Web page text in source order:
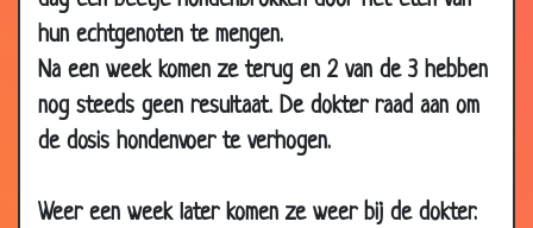
hun echtgenoten te mengen.
Na een week komen ze terug en 2 van de 3 hebben
nog steeds geen resultaat. De dokter raad aan om
de dosis hondenvoer te verhogen.
Weer een week later komen ze weer bij de dokter.
27 Nov 2002 Dokter met lekkage
19 Oct
2002
Gekken? 3.57
17 Oct 2002 Een man in een ziekenhuis
2002